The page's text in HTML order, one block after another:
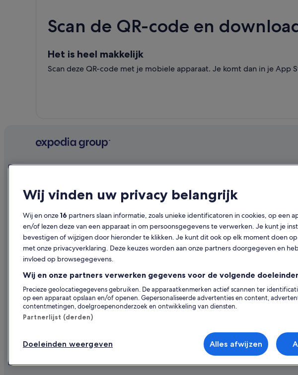
Scan de QR-code en
Het is heel makkelijk
Scan deze QR-code met je mobiele apparaat. Je komt dan in je App
Vacatures
Je accommodatie adverteren
Persruimte
Adverteren
Hotels in België
Vakantiehuisjes in België
Citytrips naar België
Vluchten naar België
Kies je ideale accommodatie
Expedia, Inc. is niet
© 2026 Expedia, Inc. - een bedrijf van Expedia Group. Alle rechten
Wij vinden uw privacy belangrijk
Wij en onze16 partners slaan informatie, zoals unieke identificatoren in cookies, op een
en/of lezen deze van een apparaat in om persoonsgegevens te verwerken. Je kunt je
bevestigen of wijzigen door hieronder te klikken. Je kunt dit ook op elk moment doen
met onze privacyverklaring. Deze keuzes worden aan onze partners doorgegeven en
invloed op browsegegevens.
Wij en onze partners verwerken gegevens voor de volgende
Precieze geolocatiegegevens gebruiken. De apparaatkenmerken actief scannen ter
op een apparaat opslaan en/of openen. Gepersonaliseerde advertenties en content,
contentmetingen, doelgroepenonderzoek en ontwikkeling van diensten.
Partnerlijst (derden)
Doeleinden weergeven Alles afwijzen